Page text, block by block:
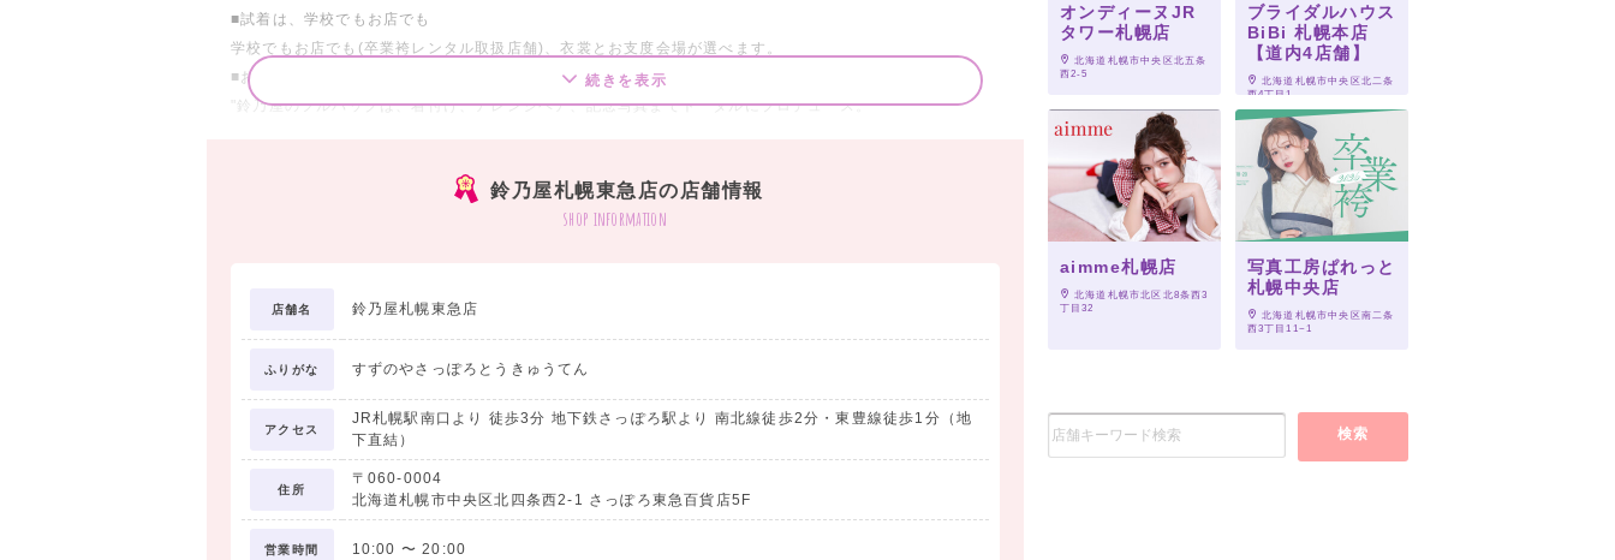
■試着は、学校でもお店でも
学校でもお店でも(卒業袴レンタル取扱店舗)、衣裳とお支度会場が選べます。
■おすすめフルパック
"鈴乃屋のフルパックは、着付け、アレンジヘア、記念写真までトータルにプロデュース。
鈴乃屋の袴サイズは、身長に合わせて4cmごとに8サイズに分けて細かく設定しているからあなたにジャス
続きを表示
鈴乃屋札幌東急店の店舗情報
shop information
店舗名 鈴乃屋札幌東急店
ふりがな すずのやさっぽろとうきゅうてん
アクセス
JR札幌駅南口より 徒歩3分 地下鉄さっぽろ駅より 南北線徒歩2分・東豊線徒歩1分（地
下直結）
住所
〒060-0004
北海道札幌市中央区北四条西2-1 さっぽろ東急百貨店5F
営業時間 10:00 〜20:00
オンディーヌJR
タワー札幌店
北海道札幌市中央区北五条
西2-5
ブライダルハウス
BiBi 札幌本店
【道内4店舗】
北海道札幌市中央区北二条
西4丁目1
aimme札幌店
北海道札幌市北区北8条西3
丁目32
写真工房ぱれっと
札幌中央店
北海道札幌市中央区南二条
西3丁目11−1
検索